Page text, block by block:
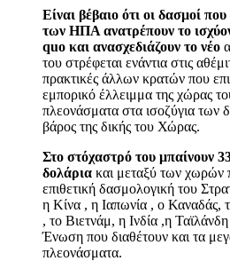
Είναι βέβαιο ότι οι δασμοί
των ΗΠΑ ανατρέπουν το
quo και ανασχεδιάζουν το νέο
του στρέφεται ενάντια στις
πρακτικές άλλων κρατών που
εμπορικό έλλειμμα της χώρας
πλεονάσματα στα ισοζύγια των
βάρος της δικής του Χώρας.
Στο στόχαστρό του μπαίνουν
δολάρια και μεταξύ των χωρών
επιθετική δασμολογική του
η Κίνα , η Ιαπωνία , ο
, το Βιετνάμ, η Ινδία ,η
Ένωση που διαθέτουν και τα
πλεονάσματα.